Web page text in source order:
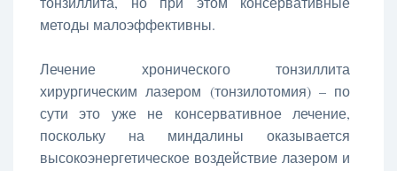
методы малоэффективны.
Лечение хронического тонзиллита
хирургическим лазером (тонзилотомия) – по
сути это уже не консервативное лечение,
поскольку на миндалины оказывается
высокоэнергетическое воздействие лазером и